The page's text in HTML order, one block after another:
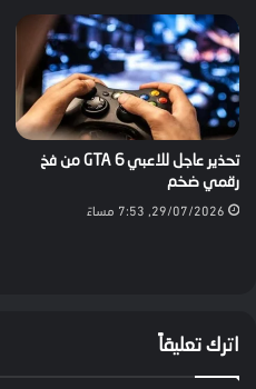
تحذير عاجل للاعبي GTA 6 من فخ
رقمي ضخم
29/07/2026, 7:53 مساءً
اترك تعليقاً